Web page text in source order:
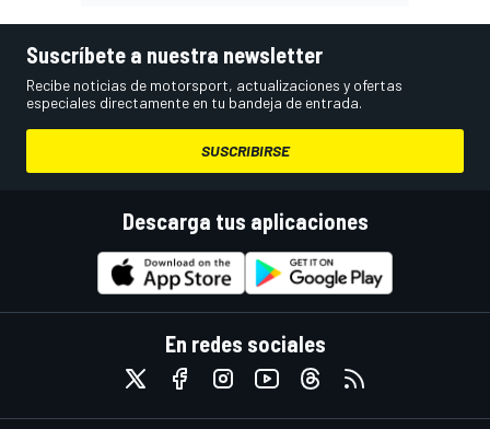
Suscríbete a nuestra newsletter
Recibe noticias de motorsport, actualizaciones y ofertas
especiales directamente en tu bandeja de entrada.
SUSCRIBIRSE
Descarga tus aplicaciones
En redes sociales